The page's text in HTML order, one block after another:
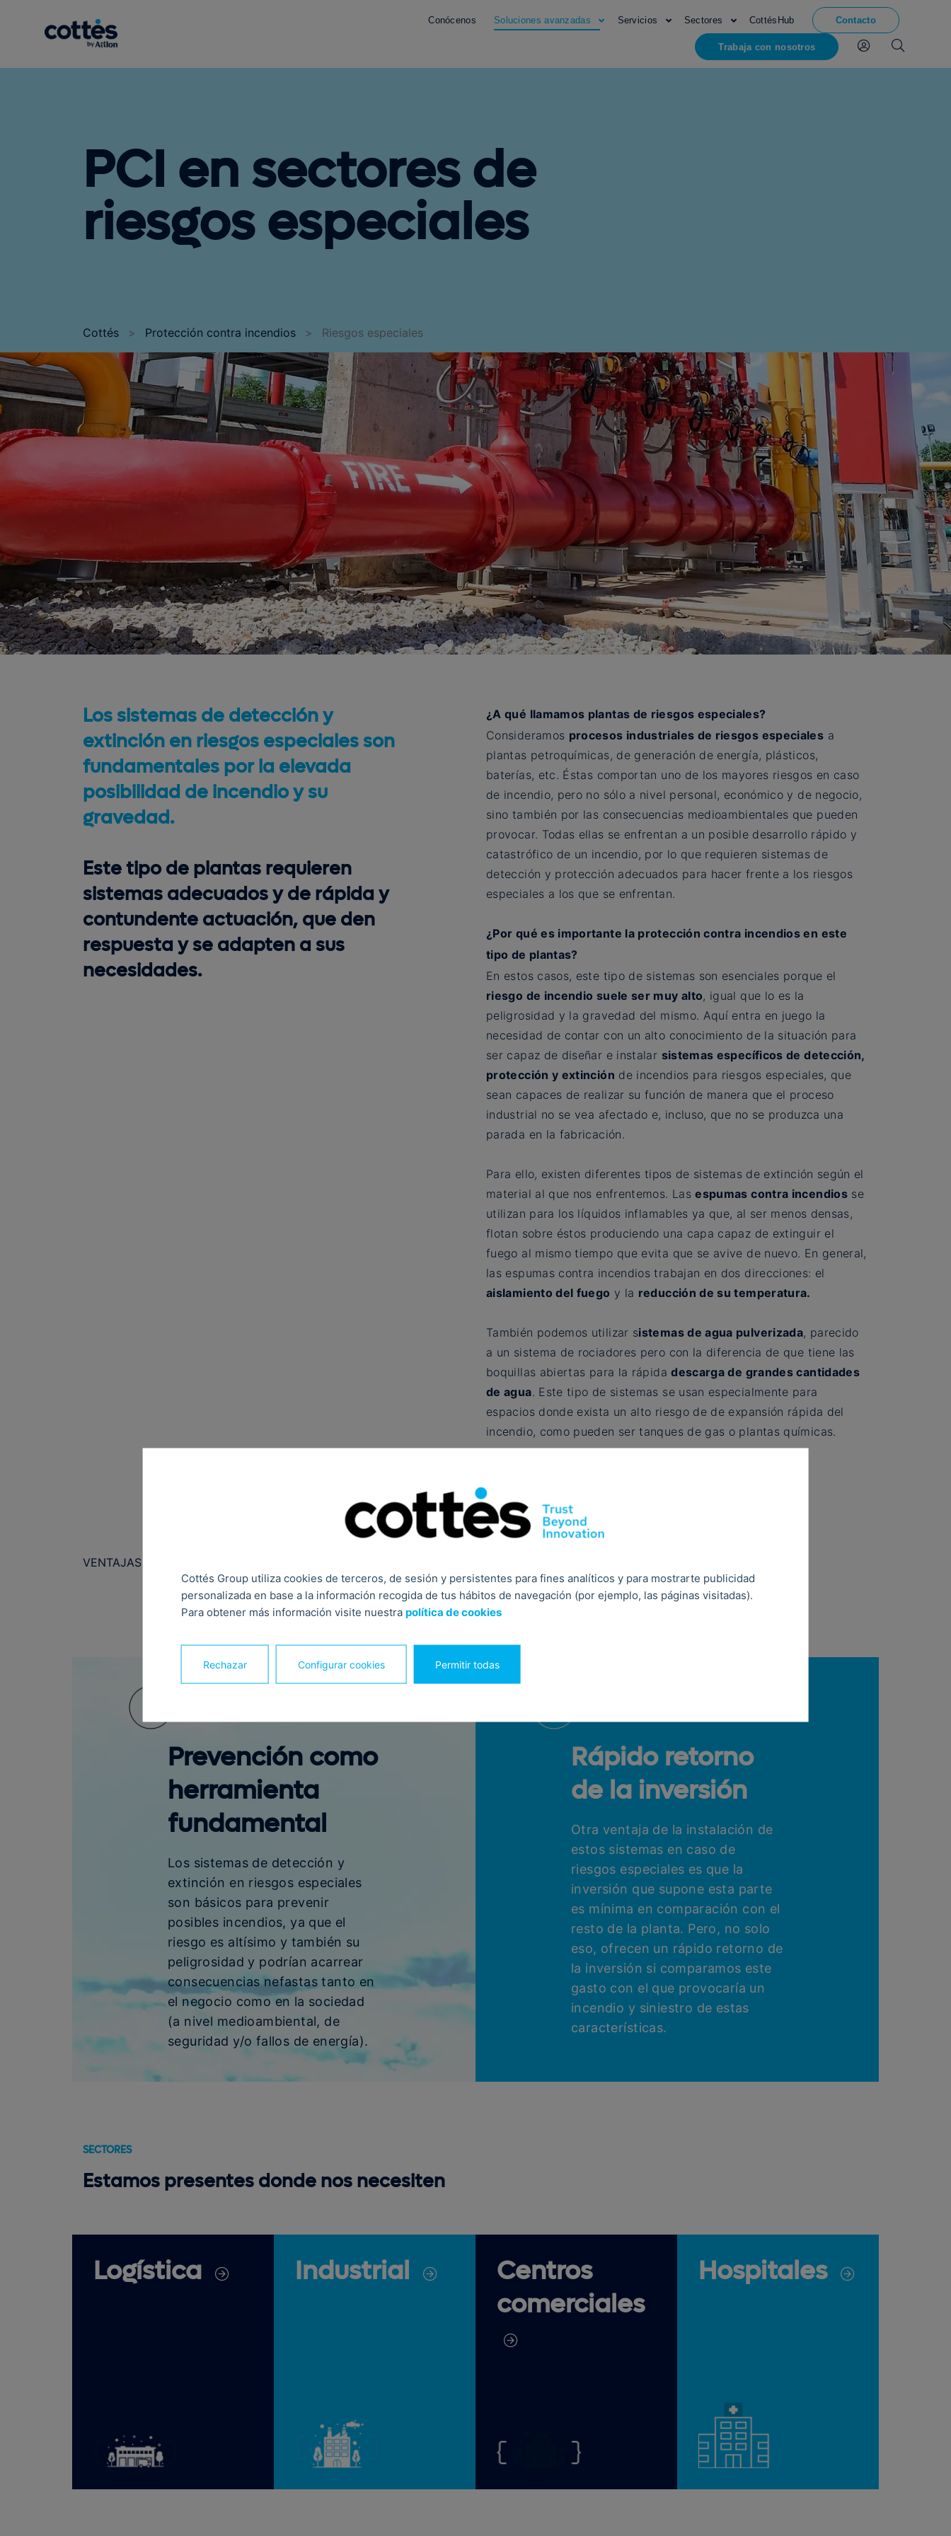
Conócenos Soluciones avanzadas Servicios Sectores CottésHub Contacto
Trabaja con nosotros
PCI en sectores de
riesgos especiales
Cottés > Protección contra incendios > Riesgos especiales
Los sistemas de detección y
extinción en riesgos especiales son
fundamentales por la elevada
posibilidad de incendio y su
gravedad.
Este tipo de plantas requieren
sistemas adecuados y de rápida y
contundente actuación, que den
respuesta y se adapten a sus
necesidades.
¿A qué llamamos plantas de riesgos especiales?
Consideramos procesos industriales de riesgos especiales a
plantas petroquímicas, de generación de energía, plásticos,
baterías, etc. Éstas comportan uno de los mayores riesgos en caso
de incendio, pero no sólo a nivel personal, económico y de negocio,
sino también por las consecuencias medioambientales que pueden
provocar. Todas ellas se enfrentan a un posible desarrollo rápido y
catastrófico de un incendio, por lo que requieren sistemas de
detección y protección adecuados para hacer frente a los riesgos
especiales a los que se enfrentan.
¿Por qué es importante la protección contra incendios en este
tipo de plantas?
En estos casos, este tipo de sistemas son esenciales porque el
riesgo de incendio suele ser muy alto, igual que lo es la
peligrosidad y la gravedad del mismo. Aquí entra en juego la
necesidad de contar con un alto conocimiento de la situación para
ser capaz de diseñar e instalar sistemas específicos de detección,
protección y extinción de incendios para riesgos especiales, que
sean capaces de realizar su función de manera que el proceso
industrial no se vea afectado e, incluso, que no se produzca una
parada en la fabricación.
Para ello, existen diferentes tipos de sistemas de extinción según el
material al que nos enfrentemos. Lasespumas contra incendiosse
utilizan para los líquidos inflamables ya que, al ser menos densas,
flotan sobre éstos produciendo una capa capaz de extinguir el
fuego al mismo tiempo que evita que se avive de nuevo. En general,
las espumas contra incendios trabajan en dos direcciones: el
aislamiento del fuego y la reducción de su temperatura.
También podemos utilizar sistemas de agua pulverizada, parecido
a un sistema de rociadores pero con la diferencia de que tiene las
boquillas abiertas para la rápidadescarga de grandes cantidades
de agua. Este tipo de sistemas se usan especialmente para
espacios donde exista un alto riesgo de de expansión rápida del
incendio, como pueden ser tanques de gas o plantas químicas.
¿Hablamos?
VENTAJAS
sistemas de detección de
incendios
Prevención como
herramienta
fundamental
Los sistemas de detección y
extinción en riesgos especiales
son básicos para prevenir
posibles incendios, ya que el
riesgo es altísimo y también su
peligrosidad y podrían acarrear
consecuencias nefastas tanto en
el negocio como en la sociedad
(a nivel medioambiental, de
seguridad y/o fallos de energía).
Rápido retorno
de la inversión
Otra ventaja de la instalación de
estos sistemas en caso de
riesgos especiales es que la
inversión que supone esta parte
es mínima en comparación con el
resto de la planta. Pero, no solo
eso, ofrecen un rápido retorno de
la inversión si comparamos este
gasto con el que provocaría un
incendio y siniestro de estas
características.
SECTORES
Estamos presentes donde nos necesiten
Logística Industrial
Centros
comerciales
Hospitales
Cottés Group utiliza cookies de terceros, de sesión y persistentes para fines analíticos y para mostrarte publicidad
personalizada en base a la información recogida de tus hábitos de navegación (por ejemplo, las páginas visitadas).
Para obtener más información visite nuestra política de cookies
Rechazar Configurar cookies Permitir todas